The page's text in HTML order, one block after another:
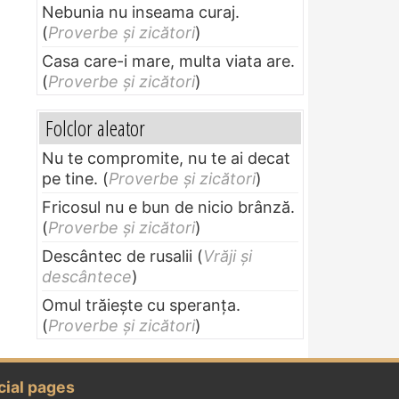
Nebunia nu inseama curaj.
(Proverbe și zicători)
Casa care-i mare, multa viata are.
(Proverbe și zicători)
Folclor aleator
Nu te compromite, nu te ai decat
pe tine. (Proverbe și zicători)
Fricosul nu e bun de nicio brânză.
(Proverbe și zicători)
Descântec de rusalii (Vrăji și
descântece)
Omul trăieşte cu speranţa.
(Proverbe și zicători)
pages